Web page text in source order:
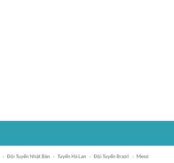
Đội Tuyển Nhật Bản Tuyển Hà Lan Đội Tuyển Brazil
Messi